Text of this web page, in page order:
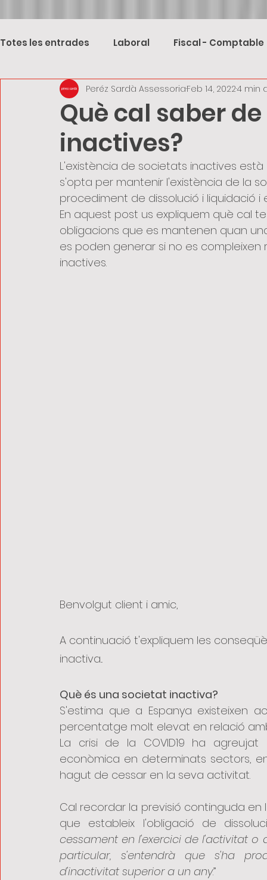
Totes les entrades Laboral Fiscal - Comptable
Què cal saber
inactives?
Peréz Sardà AssessoriaFeb 14, 20224 min
L'existència de societats inactives
s'opta per mantenir l'existència de la
procediment de dissolució i liquidació i
En aquest post us expliquem què cal
obligacions que es mantenen quan
es poden generar si no es
inactives.
Benvolgut client i amic,
A continuació t'expliquem les
inactiva...
Què és una societat inactiva?
S'estima que a Espanya existeixen
percentatge molt elevat en relació
La crisi de la COVID19 ha
econòmica en determinats sectors,
hagut de cessar en la seva activitat.
Cal recordar la previsió continguda en
que estableix l'obligació de
cessament en l'exercici de l'activitat o
particular, s'entendrà que s'ha
d'inactivitat superior a un any.”